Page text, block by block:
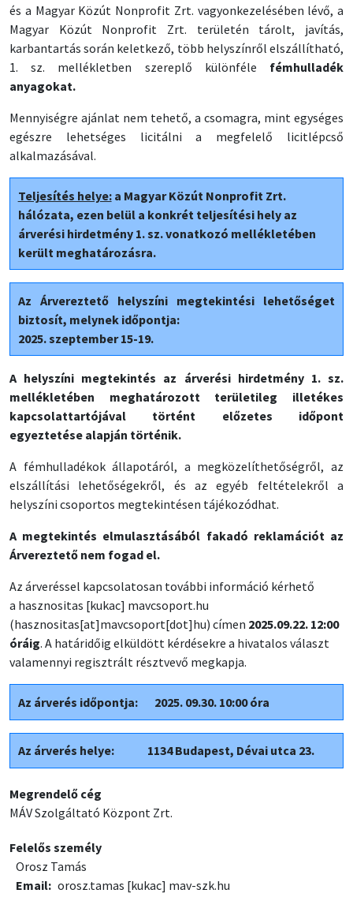
és a Magyar Közút Nonprofit Zrt. vagyonkezelésében lévő, a
Magyar Közút Nonprofit Zrt. területén tárolt, javítás,
karbantartás során keletkező, több helyszínről elszállítható,
1. sz. mellékletben szereplő különféle fémhulladék
anyagokat.
Mennyiségre ajánlat nem tehető, a csomagra, mint egységes
egészre lehetséges licitálni a megfelelő licitlépcső
alkalmazásával.
Teljesítés helye:a Magyar Közút Nonprofit Zrt.
hálózata, ezen belül a konkrét teljesítési hely az
árverési hirdetmény 1. sz. vonatkozó mellékletében
került meghatározásra.
Az Árvereztető helyszíni megtekintési lehetőséget
biztosít, melynek időpontja:
2025. szeptember 15-19.
A helyszíni megtekintés az árverési hirdetmény 1. sz.
mellékletében meghatározott területileg illetékes
kapcsolattartójával történt előzetes időpont
egyeztetése alapján történik.
A fémhulladékok állapotáról, a megközelíthetőségről, az
elszállítási lehetőségekről, és az egyéb feltételekről a
helyszíni csoportos megtekintésen tájékozódhat.
A megtekintés elmulasztásából fakadó reklamációt az
Árvereztető nem fogad el.
Az árveréssel kapcsolatosan további információ kérhető
a hasznositas [kukac] mavcsoport.hu
(hasznositas[at]mavcsoport[dot]hu) címen 2025.09.22. 12:00
óráig. A határidőig elküldött kérdésekre a hivatalos választ
valamennyi regisztrált résztvevő megkapja.
Az árverés időpontja: 2025. 09.30. 10:00 óra
Az árverés helye: 1134 Budapest, Dévai utca 23.
Megrendelő cég
MÁV Szolgáltató Központ Zrt.
Felelős személy
Orosz Tamás
Email orosz.tamas [kukac] mav-szk.hu